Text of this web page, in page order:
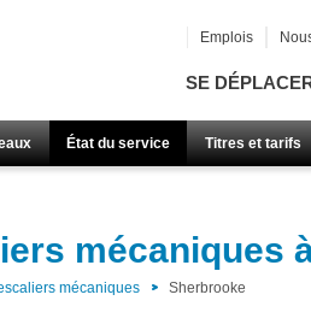
SE
État du service Titres et tarifs
Emplois
mécaniques
mécaniques Sherbrooke